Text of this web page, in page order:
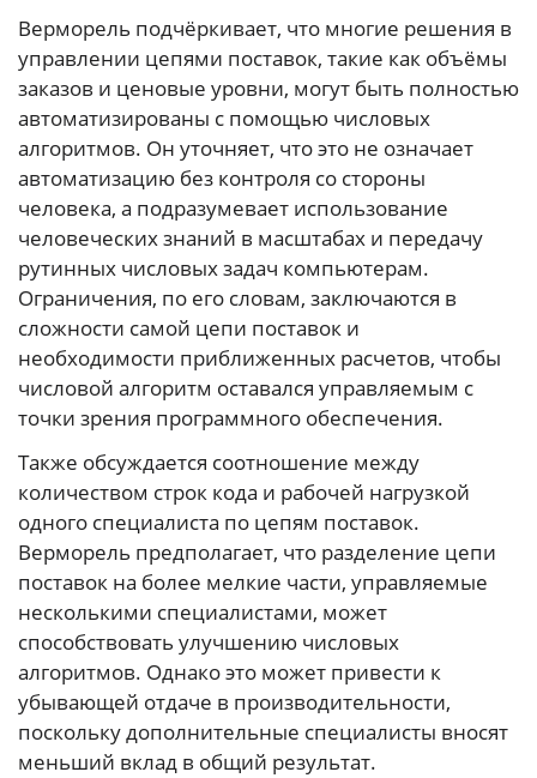
Верморель подчёркивает, что многие решения в
управлении цепями поставок, такие как объёмы
заказов и ценовые уровни, могут быть полностью
автоматизированы с помощью числовых
алгоритмов. Он уточняет, что это не означает
автоматизацию без контроля со стороны
человека, а подразумевает использование
человеческих знаний в масштабах и передачу
рутинных числовых задач компьютерам.
Ограничения, по его словам, заключаются в
сложности самой цепи поставок и
необходимости приближенных расчетов, чтобы
числовой алгоритм оставался управляемым с
точки зрения программного обеспечения.
Также обсуждается соотношение между
количеством строк кода и рабочей нагрузкой
одного специалиста по цепям поставок.
Верморель предполагает, что разделение цепи
поставок на более мелкие части, управляемые
несколькими специалистами, может
способствовать улучшению числовых
алгоритмов. Однако это может привести к
убывающей отдаче в производительности,
поскольку дополнительные специалисты вносят
меньший вклад в общий результат.